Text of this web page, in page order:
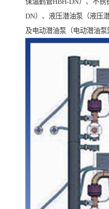
保温鹤管HBH-DN）、不锈
DN）、液压潜油泵（液压
及电动潜油泵（电动潜油泵